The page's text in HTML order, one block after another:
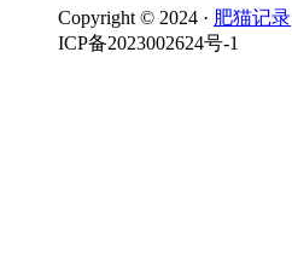
Copyright © 2024 · 肥猫记录
ICP备2023002624号-1